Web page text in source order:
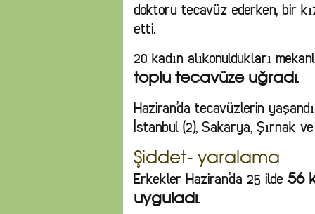
doktoru tecavüz ederken, bir
etti.
20 kadın alıkonuldukları
toplu tecavüze uğradı.
Haziran’da tecavüzlerin
İstanbul (2), Sakarya, Şırnak
Şiddet- yaralama
Erkekler Haziran’da 25 ilde 56
uyguladı.